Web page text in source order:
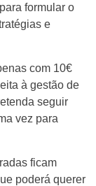
formular o
e
com 10€
à gestão de
seguir
vez para
ficam
poderá querer